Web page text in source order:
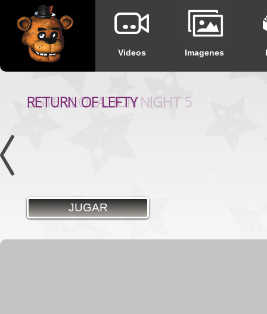
Videos Imagenes
SISTER LOCATION NIGHT 5
JUGAR
RETURN OF LEFTY
JUGAR